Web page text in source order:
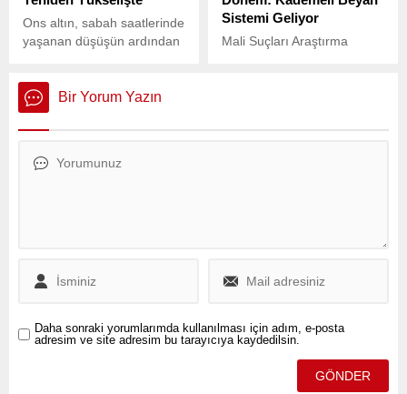
Ons altın, sabah saatlerinde
yaşanan düşüşün ardından
trendine girdi.
Sistemi Geliyor
Mali Suçları Araştırma
amacıyla önemli bir
Bir Yorum Yazın
Daha sonraki yorumlarımda kullanılması için adım, e-posta
adresim ve site adresim bu tarayıcıya kaydedilsin.